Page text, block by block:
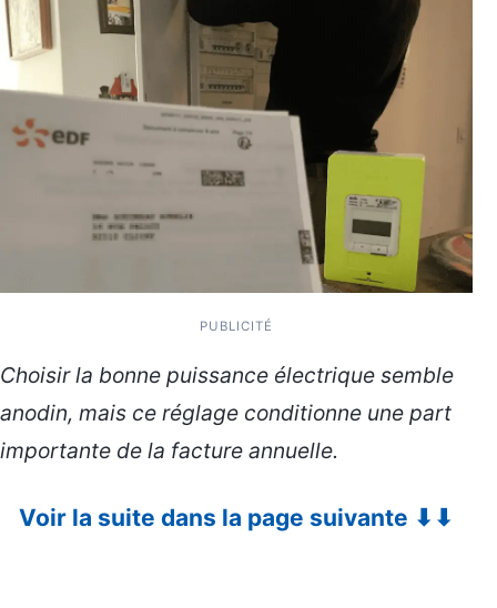
PUBLICITÉ
Choisir la bonne puissance électrique semble
anodin, mais ce réglage conditionne une part
importante de la facture annuelle.
Voir la suite dans la page suivante ⬇⬇